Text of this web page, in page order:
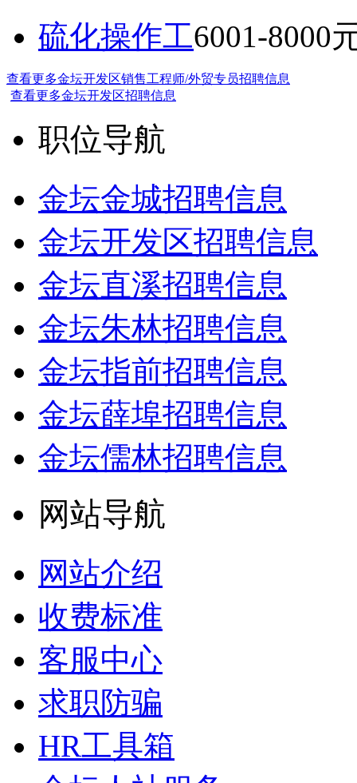
硫化操作工6001-8000
查看更多金坛开发区销售工程师/外贸专员招聘信息
查看更多金坛开发区招聘信息
职位导航
金坛金城招聘信息
金坛开发区招聘信息
金坛直溪招聘信息
金坛朱林招聘信息
金坛指前招聘信息
金坛薛埠招聘信息
金坛儒林招聘信息
网站导航
网站介绍
收费标准
客服中心
求职防骗
HR工具箱